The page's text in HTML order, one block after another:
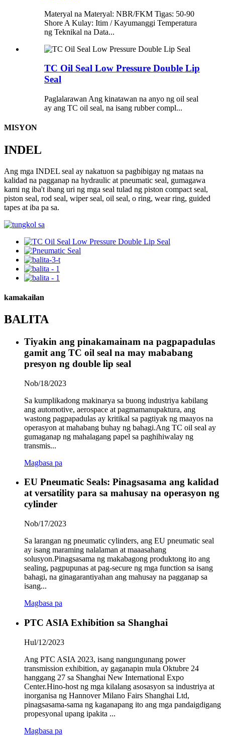
Materyal na Materyal: NBR/FKM Tigas: 50-90
Shore A Kulay: Itim / Kayumanggi Temperatura
ng Teknikal na Data...
TC Oil Seal Low Pressure Double Lip
Seal
Paglalarawan Ang kinatawan na anyo ng oil seal
ay ang TC oil seal, na isang rubber compl...
MISYON
INDEL
Ang mga INDEL seal ay nakatuon sa pagbibigay ng mataas na
kalidad na pagganap na hydraulic at pneumatic seal, gumagawa
kami ng iba't ibang uri ng mga seal tulad ng piston compact seal,
piston seal, rod seal, wiper seal, oil seal, o ring, wear ring, guided
tapes at iba pa sa.
kamakailan
BALITA
Tiyakin ang pinakamainam na pagpapadulas
gamit ang TC oil seal na may mababang
presyon ng double lip seal
Nob/18/2023
Sa kumplikadong makinarya sa buong industriya kabilang
ang automotive, aerospace at pagmamanupaktura, ang
wastong pagpapadulas ay kritikal sa pagtiyak ng maayos na
operasyon at mahabang buhay ng bahagi.Ang TC oil seal ay
gumaganap ng mahalagang papel sa paghihiwalay ng
transmis...
Magbasa pa
EU Pneumatic Seals: Pinagsasama ang kalidad
at versatility para sa mahusay na operasyon ng
cylinder
Nob/17/2023
Sa larangan ng pneumatic cylinders, ang EU pneumatic seal
ay isang maraming nalalaman at maaasahang
solusyon.Pinagsasama ng makabagong produktong ito ang
sealing, pagpupunas at pag-secure ng mga function sa isang
bahagi, na ginagarantiyahan ang mahusay na pagganap sa
isang...
Magbasa pa
PTC ASIA Exhibition sa Shanghai
Hul/12/2023
Ang PTC ASIA 2023, isang nangungunang power
transmission exhibition, ay gaganapin mula Oktubre 24
hanggang 27 sa Shanghai New International Expo
Center.Hino-host ng mga kilalang asosasyon sa industriya at
inorganisa ng Hannover Milano Fairs Shanghai Ltd,
pinagsasama-sama ng kaganapang ito ang mga pandaigdigang
propesyonal upang ipakita ...
Magbasa pa